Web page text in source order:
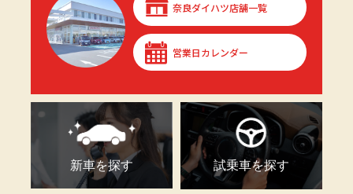
奈良ダイハツ店舗一覧
営業日カレンダー
新車を探す 試乗車を探す